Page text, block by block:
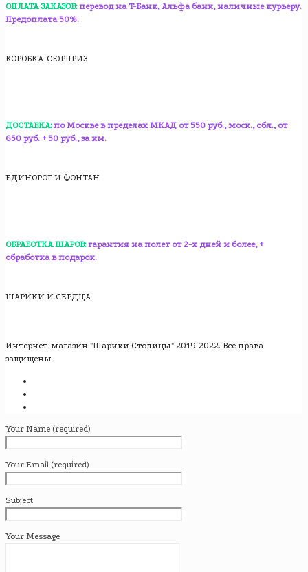
ОПЛАТА ЗАКАЗОВ: перевод на T-Банк, Альфа банк, наличные курьеру.
Предоплата 50%.
КОРОБКА-СЮРПРИЗ
ДОСТАВКА: по Москве в пределах МКАД от 550 руб., моск., обл., от
650 руб. + 50 руб., за км.
ЕДИНОРОГ И ФОНТАН
ОБРАБОТКА ШАРОВ: гарантия на полет от 2-х дней и более, +
обработка в подарок.
ШАРИКИ И СЕРДЦА
Интернет-магазин "Шарики Столицы" 2019-2022. Все права
защищены
Your Name (required)
Your Email (required)
Subject
Your Message